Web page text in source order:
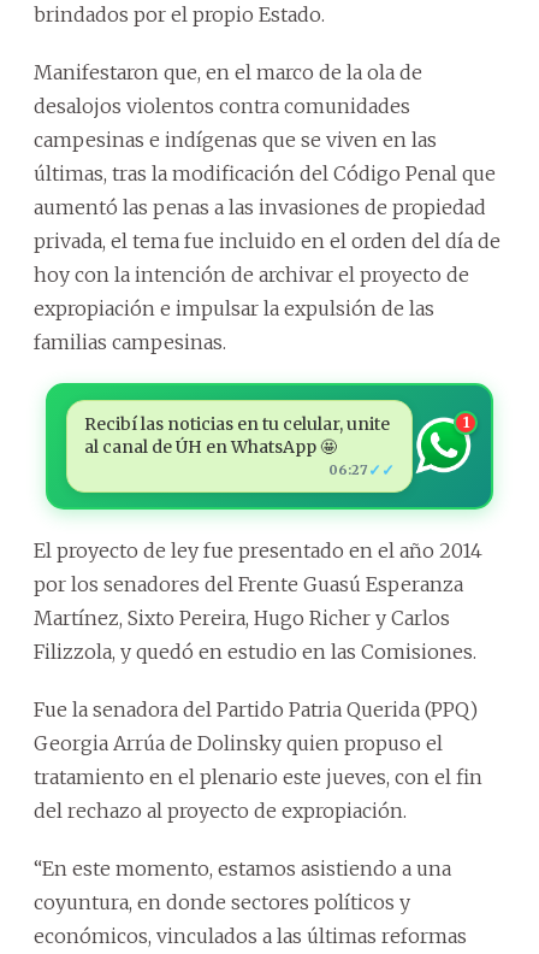
brindados por el propio Estado.
Manifestaron que, en el marco de la ola de
desalojos violentos contra comunidades
campesinas e indígenas que se viven en las
últimas, tras la modificación del Código Penal que
aumentó las penas a las invasiones de propiedad
privada, el tema fue incluido en el orden del día de
hoy con la intención de archivar el proyecto de
expropiación e impulsar la expulsión de las
familias campesinas.
Recibí las noticias en tu celular, unite
al canal de ÚH en WhatsApp 🤩
06:27 ✓✓
1
El proyecto de ley fue presentado en el año 2014
por los senadores del Frente Guasú Esperanza
Martínez, Sixto Pereira, Hugo Richer y Carlos
Filizzola, y quedó en estudio en las Comisiones.
Fue la senadora del Partido Patria Querida (PPQ)
Georgia Arrúa de Dolinsky quien propuso el
tratamiento en el plenario este jueves, con el fin
del rechazo al proyecto de expropiación.
“En este momento, estamos asistiendo a una
coyuntura, en donde sectores políticos y
económicos, vinculados a las últimas reformas